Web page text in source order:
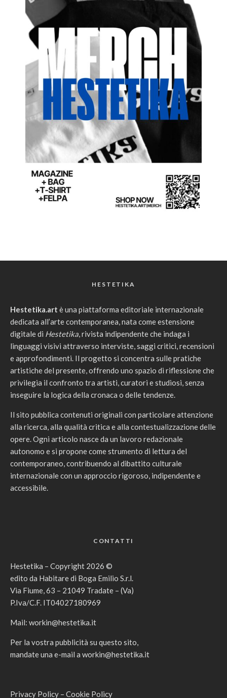
HESTETIKA
Hestetika.art è una piattaforma editoriale internazionale
dedicata all’arte contemporanea, nata come estensione
digitale di Hestetika, rivista indipendente che indaga i
linguaggi visivi attraverso interviste, saggi critici, recensioni
e approfondimenti. Il progetto si concentra sulle pratiche
artistiche del presente, offrendo uno spazio di riflessione che
privilegia il confronto tra artisti, curatori e studiosi, senza
inseguire la logica della cronaca o delle tendenze.
Il sito pubblica contenuti originali con particolare attenzione
alla ricerca, alla qualità critica e alla contestualizzazione delle
opere. Ogni articolo nasce da un lavoro redazionale
autonomo e si propone come strumento di lettura del
contemporaneo, contribuendo al dibattito culturale
internazionale con un approccio rigoroso, indipendente e
accessibile.
CONTATTI
Hestetika – Copyright 2026 ©
edito da Habitare di Boga Emilio S.r.l.
Via Fiume, 63 – 21049 Tradate – (Va)
P.Iva/C.F. IT04027180969
Mail: workin@hestetika.it
Per la vostra pubblicità su questo sito,
mandate una e-mail a workin@hestetika.it
Privacy Policy – Cookie Policy